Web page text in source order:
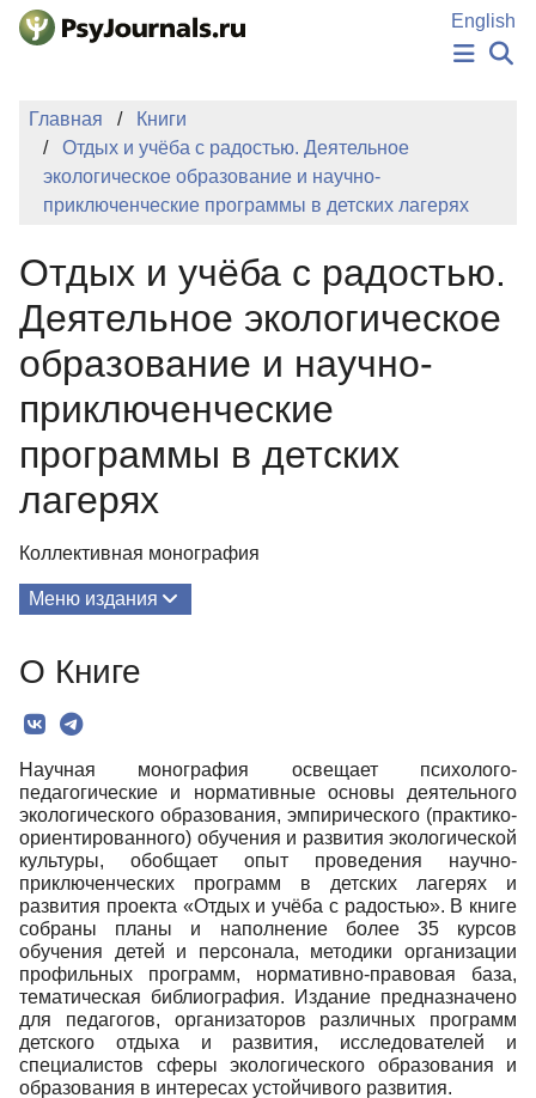
Перейти к основному содержанию
English
ИЗДАНИЯ
АВТОРЫ
ПОДАТЬ РУКОПИСЬ
БАЗА ЗНАНИЙ
Регистрация
Вход
Главная
Книги
Отдых и учёба с радостью. Деятельное
экологическое образование и научно-
приключенческие программы в детских лагерях
Отдых и учёба с радостью.
Деятельное экологическое
образование и научно-
приключенческие
программы в детских
лагерях
Коллективная монография
Меню издания
Текст
О Книге
Научная монография освещает психолого-
педагогические и нормативные основы деятельного
экологического образования, эмпирического (практико-
ориентированного) обучения и развития экологической
культуры, обобщает опыт проведения научно-
приключенческих программ в детских лагерях и
развития проекта «Отдых и учёба с радостью». В книге
собраны планы и наполнение более 35 курсов
обучения детей и персонала, методики организации
профильных программ, нормативно-правовая база,
тематическая библиография. Издание предназначено
для педагогов, организаторов различных программ
детского отдыха и развития, исследователей и
специалистов сферы экологического образования и
образования в интересах устойчивого развития.